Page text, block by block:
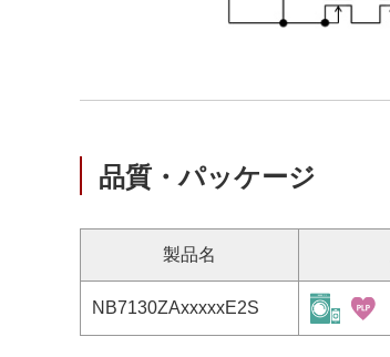
品質・パッケージ
製品名
NB7130ZAxxxxxE2S